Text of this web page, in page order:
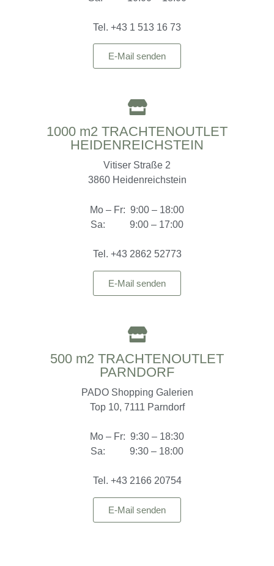
Tel. +43 1 513 16 73
E-Mail senden
1000 m2 TRACHTENOUTLET
HEIDENREICHSTEIN
Vitiser Straße 2
3860 Heidenreichstein
Mo – Fr: 9:00 – 18:00
Sa: 9:00 – 17:00
Tel. +43 2862 52773
E-Mail senden
500 m2 TRACHTENOUTLET
PARNDORF
PADO Shopping Galerien
Top 10, 7111 Parndorf
Mo – Fr: 9:30 – 18:30
Sa: 9:30 – 18:00
Tel. +43 2166 20754
E-Mail senden